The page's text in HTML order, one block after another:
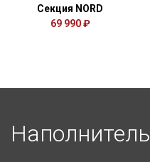
Секция NORD
69 990 ₽
Наполнитель